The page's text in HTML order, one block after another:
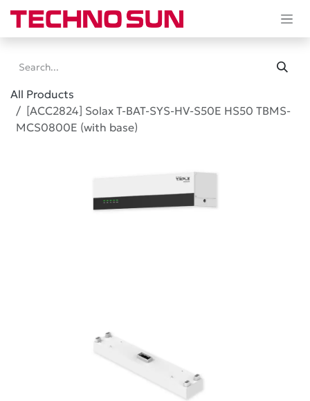
Skip to Content
All Products
[ACC2824] Solax T-BAT-SYS-HV-S50E HS50 TBMS-
MCS0800E (with base)